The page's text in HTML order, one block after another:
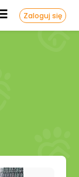
Zaloguj się